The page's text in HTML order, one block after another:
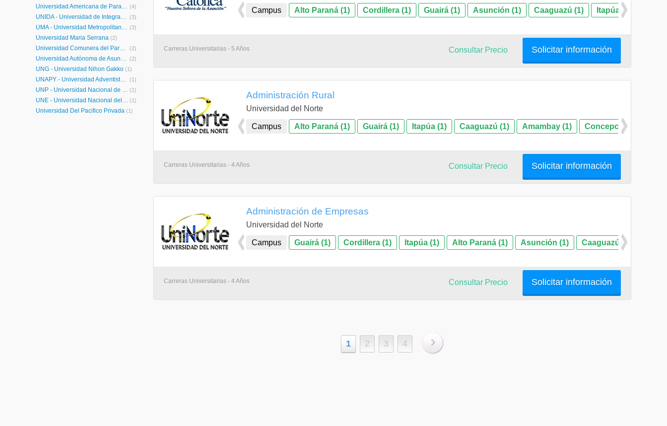
Universidad Americana de Paraguay (4)
UNIDA - Universidad de Integracion de las Américas (3)
UMA - Universidad Metropolitana de Asunción (3)
Universidad Maria Serrana (2)
Universidad Comunera del Paraguay (2)
Universidad Autónoma de Asunción (2)
UNG - Universidad Nihon Gakko (1)
UNAPY - Universidad Adventista del Paraguay (1)
UNP - Universidad Nacional de Pilar (1)
UNE - Universidad Nacional del Este (1)
Universidad Del Pacifico Privada (1)
Campus Alto Paraná (1) Cordillera (1) Guairá (1) Asunción (1) Caaguazú (1) Itapúa (1)
Carreras Universitarias - 5 Años Solicitar información
Consultar Precio
Administración Rural
Universidad del Norte
Campus Alto Paraná (1) Guairá (1) Itapúa (1) Caaguazú (1) Amambay (1) Concepción (1)
Carreras Universitarias - 4 Años Solicitar información
Consultar Precio
Administración de Empresas
Universidad del Norte
Campus Guairá (1) Cordillera (1) Itapúa (1) Alto Paraná (1) Asunción (1) Caaguazú (1)
Carreras Universitarias - 4 Años Solicitar información
Consultar Precio
1 2 3 4